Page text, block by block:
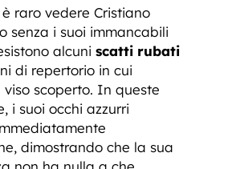
è raro vedere Cristiano
senza i suoi immancabili
alcuni scatti rubati
di repertorio in cui
scoperto. In queste
i suoi occhi azzurri
dimostrando che la sua